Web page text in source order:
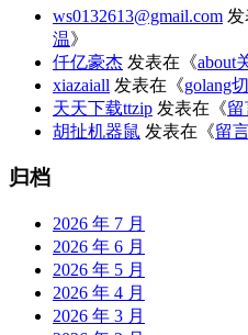
ws0132613@gmail.com
温》
仟亿豪杰 发表在《about
xiazaiall 发表在《golang
天天下载ttzip 发表在《
胡扯机器鼠 发表在《留
归档
2026 年 7 月
2026 年 6 月
2026 年 5 月
2026 年 4 月
2026 年 3 月